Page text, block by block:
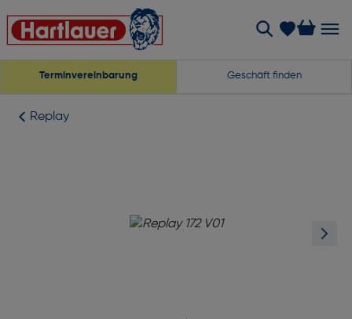
Terminvereinbarung Geschäft finden
Replay